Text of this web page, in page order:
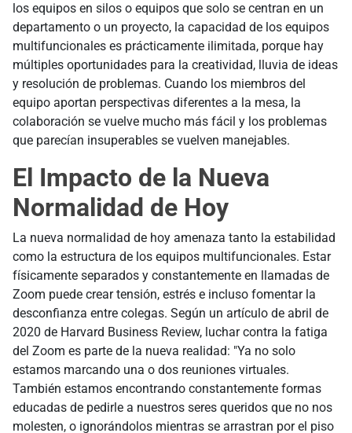
los equipos en silos o equipos que solo se centran en un
departamento o un proyecto, la capacidad de los equipos
multifuncionales es prácticamente ilimitada, porque hay
múltiples oportunidades para la creatividad, lluvia de ideas
y resolución de problemas. Cuando los miembros del
equipo aportan perspectivas diferentes a la mesa, la
colaboración se vuelve mucho más fácil y los problemas
que parecían insuperables se vuelven manejables.
El Impacto de la Nueva
Normalidad de Hoy
La nueva normalidad de hoy amenaza tanto la estabilidad
como la estructura de los equipos multifuncionales. Estar
físicamente separados y constantemente en llamadas de
Zoom puede crear tensión, estrés e incluso fomentar la
desconfianza entre colegas. Según un artículo de abril de
2020 de Harvard Business Review, luchar contra la fatiga
del Zoom es parte de la nueva realidad: "Ya no solo
estamos marcando una o dos reuniones virtuales.
También estamos encontrando constantemente formas
educadas de pedirle a nuestros seres queridos que no nos
molesten, o ignorándolos mientras se arrastran por el piso